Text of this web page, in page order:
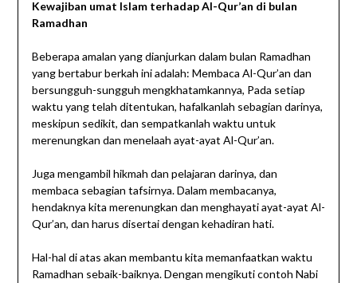
Kewajiban umat Islam terhadap Al-Qur’an di bulan
Ramadhan
Beberapa amalan yang dianjurkan dalam bulan Ramadhan
yang bertabur berkah ini adalah: Membaca Al-Qur’an dan
bersungguh-sungguh mengkhatamkannya, Pada setiap
waktu yang telah ditentukan, hafalkanlah sebagian darinya,
meskipun sedikit, dan sempatkanlah waktu untuk
merenungkan dan menelaah ayat-ayat Al-Qur’an.
Juga mengambil hikmah dan pelajaran darinya, dan
membaca sebagian tafsirnya. Dalam membacanya,
hendaknya kita merenungkan dan menghayati ayat-ayat Al-
Qur’an, dan harus disertai dengan kehadiran hati.
Hal-hal di atas akan membantu kita memanfaatkan waktu
Ramadhan sebaik-baiknya. Dengan mengikuti contoh Nabi